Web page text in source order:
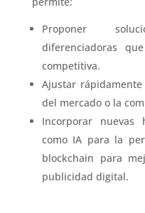
Proponer
diferenciadoras
competitiva.
Ajustar
del mercado o la
Incorporar nuevas
como IA para la
blockchain para
publicidad digital.